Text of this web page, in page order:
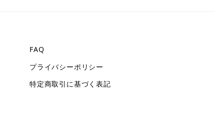
FAQ
プライバシーポリシー
特定商取引に基づく表記